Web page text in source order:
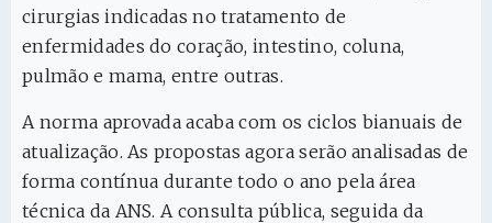
cirurgias indicadas no tratamento de
enfermidades do coração, intestino, coluna,
pulmão e mama, entre outras.
A norma aprovada acaba com os ciclos bianuais de
atualização. As propostas agora serão analisadas de
forma contínua durante todo o ano pela área
técnica da ANS. A consulta pública, seguida da